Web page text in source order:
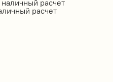
расчет